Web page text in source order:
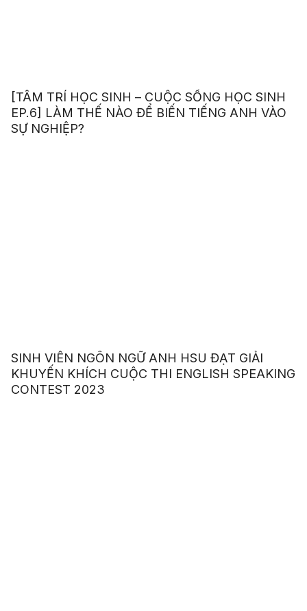
[TÂM TRÍ HỌC SINH – CUỘC SỐNG HỌC SINH
EP.6] LÀM THẾ NÀO ĐỂ BIẾN TIẾNG ANH VÀO
SỰ NGHIỆP?
SINH VIÊN NGÔN NGỮ ANH HSU ĐẠT GIẢI
KHUYẾN KHÍCH CUỘC THI ENGLISH SPEAKING
CONTEST 2023